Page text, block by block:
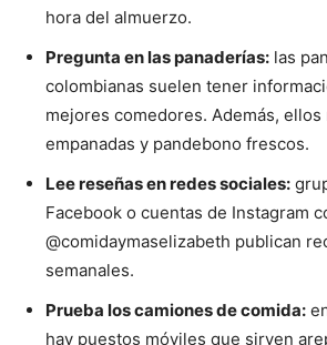
hora del almuerzo.
Pregunta en las panaderías: las
colombianas suelen tener
mejores comedores. Además,
empanadas y pandebono frescos.
Lee reseñas en redes sociales:
Facebook o cuentas de Instagram
@comidaymaselizabeth publican
semanales.
Prueba los camiones de comida:
hay puestos móviles que sirven